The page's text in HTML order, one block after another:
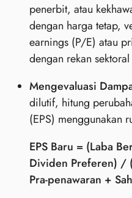
penerbit, atau
dengan harga tetap,
earnings (P/E) atau
dengan rekan
Mengevaluasi
dilutif, hitung
(EPS) menggunakan
EPS Baru = (Laba
Dividen Preferen) /
Pra‑penawaran +